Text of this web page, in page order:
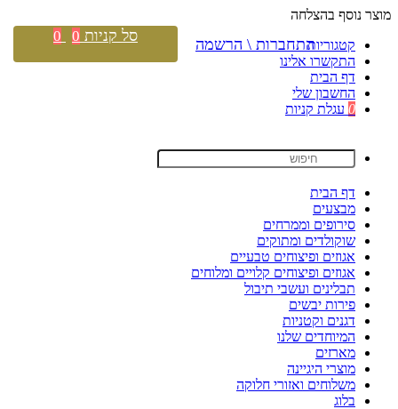
מוצר נוסף בהצלחה
קטגוריות
התקשרו אלינו
דף הבית
החשבון שלי
0 עגלת קניות
דף הבית
מבצעים
סירופים וממרחים
שוקולדים ומתוקים
אגוזים ופיצוחים טבעיים
אגוזים ופיצוחים קלויים ומלוחים
תבלינים ועשבי תיבול
פירות יבשים
דגנים וקטניות
המיוחדים שלנו
מארזים
מוצרי היגיינה
משלוחים ואזורי חלוקה
בלוג
התחברות \ הרשמה סל קניות 0
0